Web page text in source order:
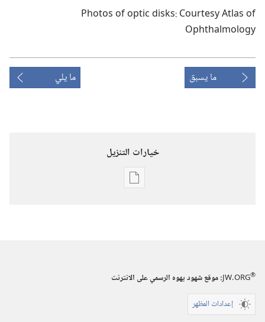
Photos of optic disks: Courtesy Atlas of
Ophthalmology
ما يسبق ما يلي
خيارات التنزيل
خيارات
أكتوبر‏
JW.ORG®
:‏ موقع شهود يهوه الرسمي على الانترنت
إعدادات المظهر